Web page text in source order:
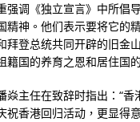
强调《独立宣言》中所倡
精神。他们表示要将它的
拜登总统共同开辟的旧金
籍国的养育之恩和居住国
焱主任在致辞时指出：“
祝香港回归活动，更显得